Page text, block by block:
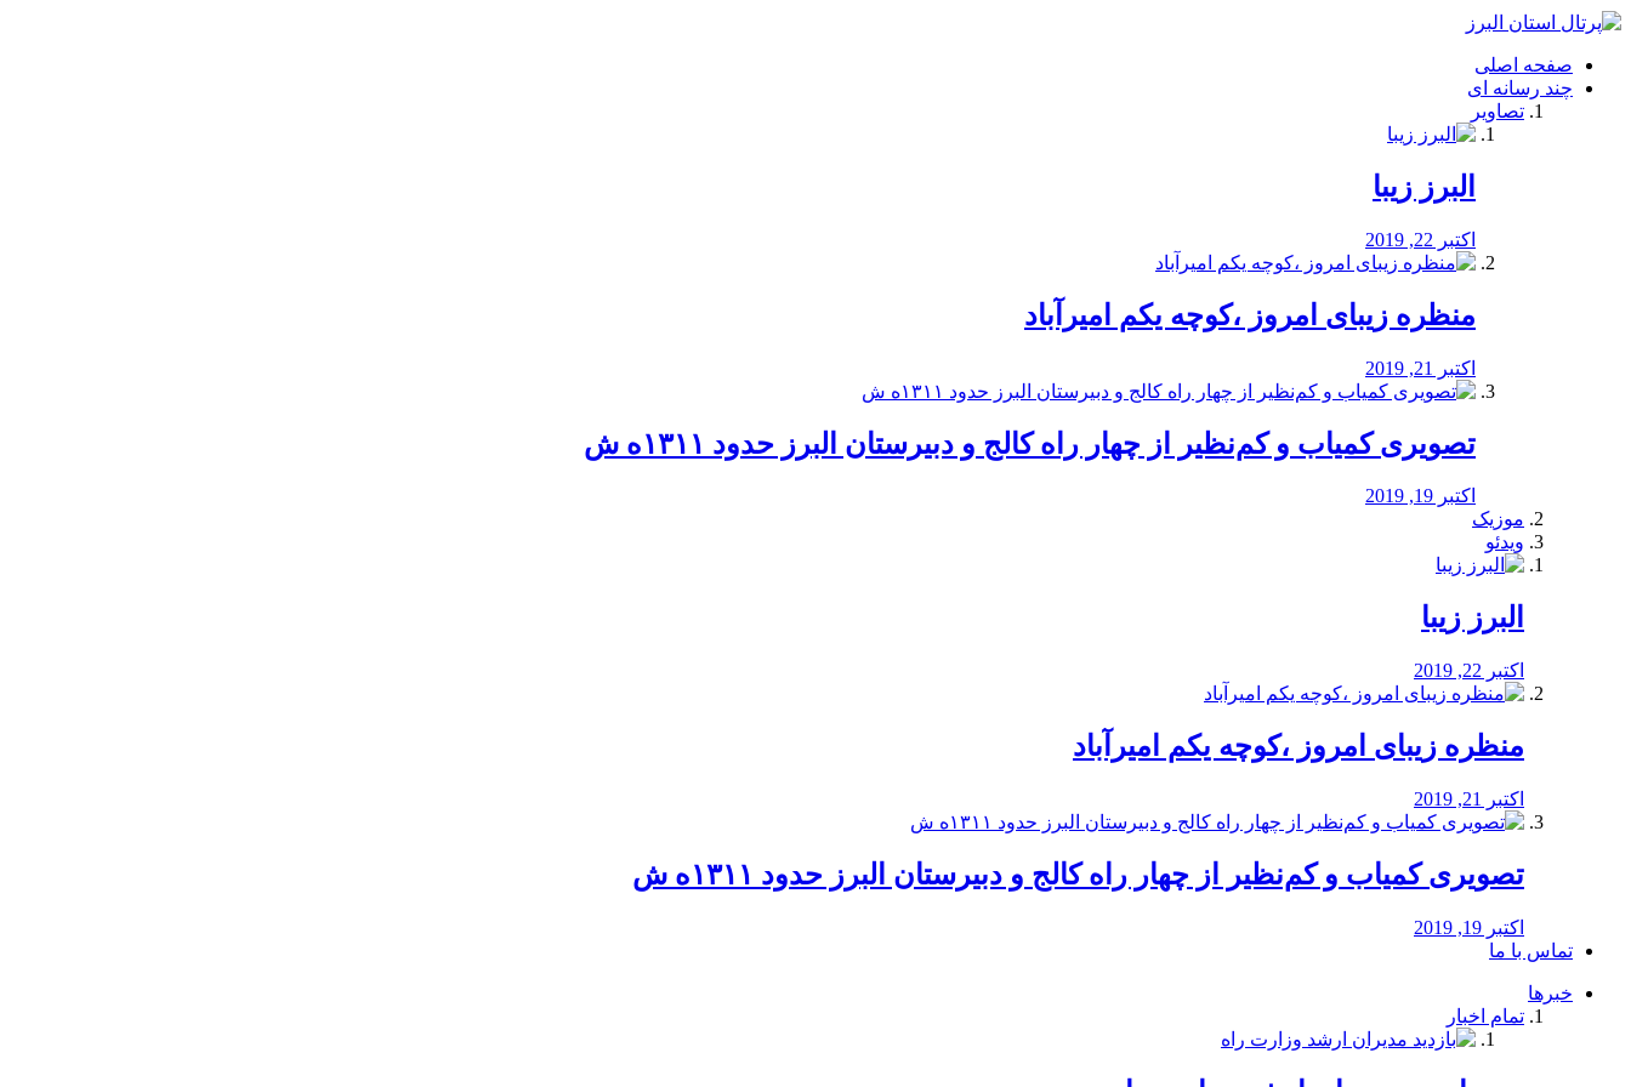
فصد
شرق
تهران
خشکشویی
صفحه اصلی
چند رسانه ای
تصاویر
البرز زیبا
اکتبر 22, 2019
منظره‌‌ زیبای امروز ،کوچه یکم امیرآباد
اکتبر 21, 2019
️تصویری کمیاب و کم‌نظیر از چهار راه كالج و دبيرستان البرز حدود ۱۳۱۱ه ش
اکتبر 19, 2019
موزیک
ویدئو
البرز زیبا
اکتبر 22, 2019
منظره‌‌ زیبای امروز ،کوچه یکم امیرآباد
اکتبر 21, 2019
️تصویری کمیاب و کم‌نظیر از چهار راه كالج و دبيرستان البرز حدود ۱۳۱۱ه ش
اکتبر 19, 2019
تماس با ما
خبرها
تمام اخبار